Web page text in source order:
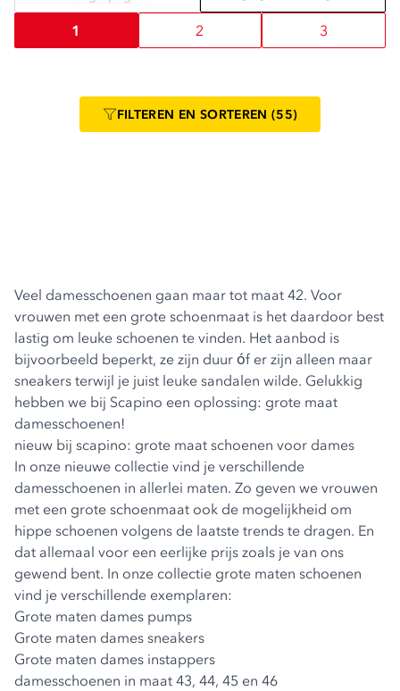
1 2 3
FILTEREN EN SORTEREN (55)
Veel damesschoenen gaan maar tot maat 42. Voor
vrouwen met een grote schoenmaat is het daardoor best
lastig om leuke schoenen te vinden. Het aanbod is
bijvoorbeeld beperkt, ze zijn duur óf er zijn alleen maar
sneakers terwijl je juist leuke sandalen wilde. Gelukkig
hebben we bij Scapino een oplossing: grote maat
damesschoenen!
nieuw bij scapino: grote maat schoenen voor dames
In onze nieuwe collectie vind je verschillende
damesschoenen in allerlei maten. Zo geven we vrouwen
met een grote schoenmaat ook de mogelijkheid om
hippe schoenen volgens de laatste trends te dragen. En
dat allemaal voor een eerlijke prijs zoals je van ons
gewend bent. In onze collectie grote maten schoenen
vind je verschillende exemplaren:
Grote maten dames pumps
Grote maten dames sneakers
Grote maten dames instappers
damesschoenen in maat 43, 44, 45 en 46